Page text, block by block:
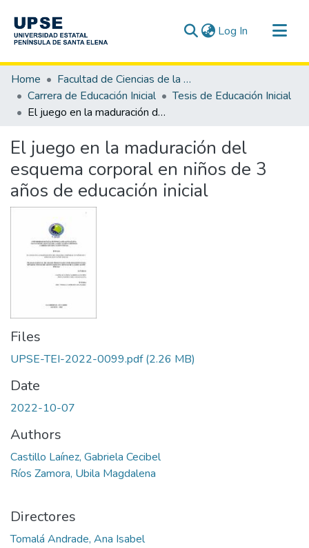
Log In (current)
Communities & Collections
All of DSpace
Statistics
Home
Facultad de Ciencias de la Educación e Idiomas
Carrera de Educación Inicial
Tesis de Educación Inicial
El juego en la maduración del esquema corporal en niños de 3 años de educación inicial
El juego en la maduración del
esquema corporal en niños de 3
años de educación inicial
Files
UPSE-TEI-2022-0099.pdf(2.26 MB)
Date
2022-10-07
Authors
Castillo Laínez, Gabriela Cecibel
Ríos Zamora, Ubila Magdalena
Directores
Tomalá Andrade, Ana Isabel